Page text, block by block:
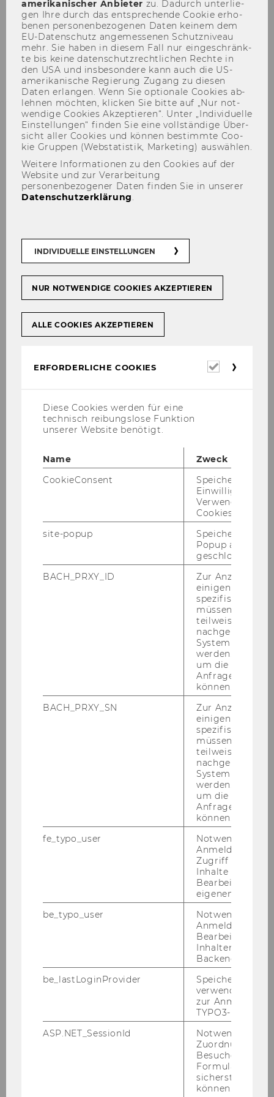
Team
Wissenschaftliches Personal
Dr. Thomas Barth
thomas.barth@wu.ac.at
Sarah Fernbach, LL.M. (WU)
Universitätsassistentin prae doc
sarah.fernbach@wu.ac.at
Mag. Benedikt Hirschler
Universitätsassistent prae doc
benedikt.hirschler@wu.ac.at
amerikanischer An­bie­ter zu. Da­durch un­ter­lie­
gen Ihre durch das ent­spre­chen­de Coo­kie er­ho­
be­nen per­so­nen­be­zo­ge­nen Daten kei­nem dem
EU-​Datenschutz an­ge­mes­se­nen Schutz­ni­veau
mehr. Sie haben in die­sem Fall nur ein­ge­schränk­
te bis keine da­ten­schutz­recht­li­chen Rech­te in
den USA und ins­be­son­de­re kann auch die US-​
amerikanische Re­gie­rung Zu­gang zu die­sen
Daten er­lan­gen. Wenn Sie op­tio­na­le Coo­kies ab­
leh­nen möch­ten, kli­cken Sie bitte auf „Nur not­
wen­di­ge Coo­kies Ak­zep­tie­ren“. Unter „In­di­vi­du­el­le
Ein­stel­lun­gen“ fin­den Sie eine voll­stän­di­ge Über­
sicht aller Coo­kies und kön­nen be­stimm­te Coo­
kie Grup­pen (Web­sta­tis­tik, Mar­ke­ting) aus­wäh­len.
Weitere Informationen zu den Cookies auf der
Website und zur Verarbeitung
personenbezogener Daten finden Sie in unserer
Datenschutzerklärung.
INDIVIDUELLE EINSTELLUNGEN
NUR NOTWENDIGE COOKIES AKZEPTIEREN
ALLE COOKIES AKZEPTIEREN
ERFORDERLICHE COOKIES
Diese Cookies werden für eine
technisch reibungslose Funktion
unserer Website benötigt.
Name
Zweck
CookieConsent
Speichert Ihre
Einwilligung zur
Verwendung von
Cookies.
site-popup
Speichert ob ein
Popup
geschlossen
BACH_PRXY_ID
Zur Anzeige von
einigen WU-
spezifischen
müssen
teilweise von
nachgelagerten
System
werden.
um die Antwort
Anfrage
können.
BACH_PRXY_SN
Zur Anzeige von
einigen WU-
spezifischen
müssen
teilweise von
nachgelagerten
System
werden.
um die Antwort
Anfrage
können.
fe_typo_user
Notwendig für
Anmeldung und
Zugriff auf
Inhalte oder zur
Bearbeitung des
eigenen Profils.
be_typo_user
Notwendig für
Anmeldung und
Bearbeitung von
Inhalten im
Backend.
be_lastLoginProvider
Speichert die
verwendete
zur Anmeldung
TYPO3-Backend.
ASP.NET_SessionId
Notwendig, um
Zuordnung von
Besucher zu
sicherstellen zu
können.